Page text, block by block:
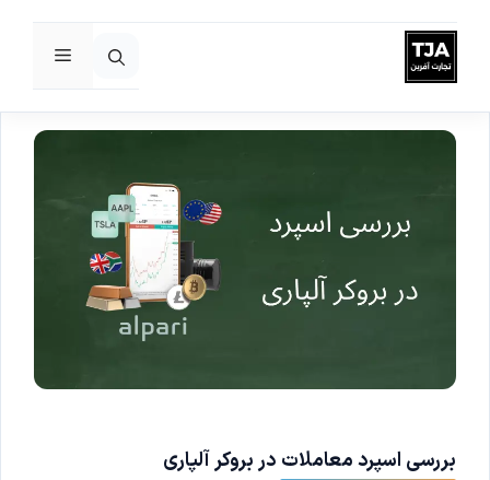
پرش
به
محتوا
فهرست
بررسی اسپرد معاملات در بروکر آلپاری